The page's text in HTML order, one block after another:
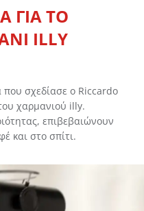
ΓΙΑ ΤΟ
ILLY
που σχεδίασε ο Riccardo
χαρμανιού illy.
επιβεβαιώνουν
και στο σπίτι.